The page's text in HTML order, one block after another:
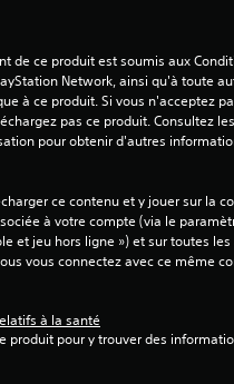
de ce produit est soumis aux
Network, ainsi qu'à toute
à ce produit. Si vous n'acceptez
pas ce produit. Consultez les
pour obtenir d'autres
ce contenu et y jouer sur la
à votre compte (via le
et jeu hors ligne ») et sur toutes les
vous connectez avec ce même
à la santé